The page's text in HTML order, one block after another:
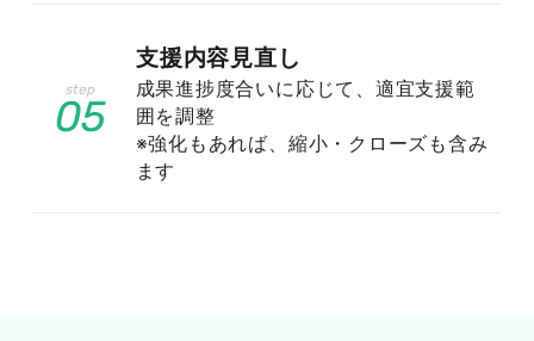
クレジットや金融はYMYL(Your Money or Your
Life)と呼ばれる、人々の経済状況に重大な影響
を与える領域に分類されます。GoogleはYMYLに
05
支援内容見直し
成果進捗度合いに応じて、適宜支援範
囲を調整
※強化もあれば、縮小・クローズも含み
ます